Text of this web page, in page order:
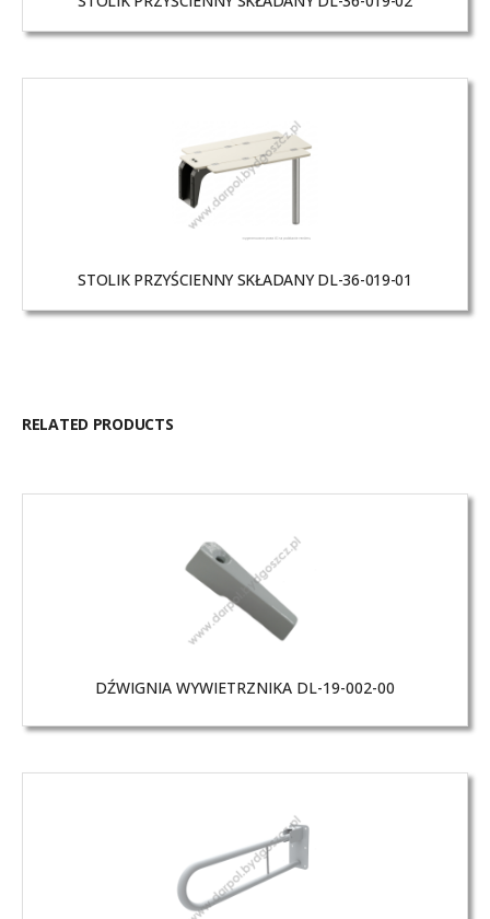
STOLIK PRZYŚCIENNY SKŁADANY DL-36-019-01
RELATED PRODUCTS
DŹWIGNIA WYWIETRZNIKA DL-19-002-00